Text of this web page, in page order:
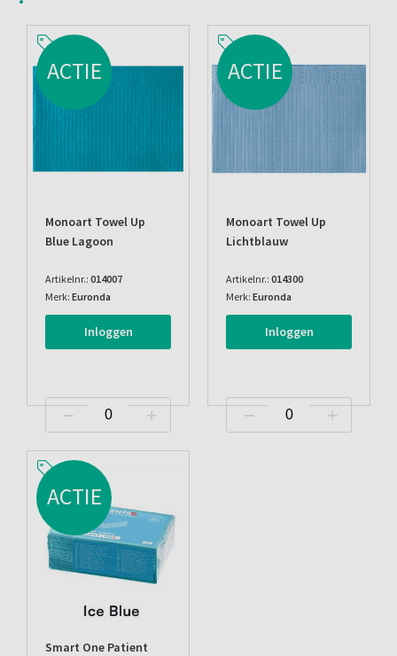
ACTIE
Monoart Towel Up
Blue Lagoon
Artikelnr.: 014007
Merk: Euronda
Inloggen
ACTIE
Monoart Towel Up
Lichtblauw
Artikelnr.: 014300
Merk: Euronda
Inloggen
ACTIE
Smart One Patient